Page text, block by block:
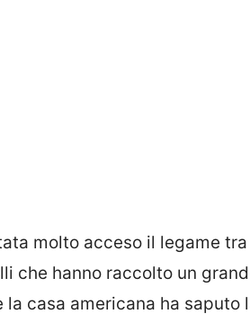
molto acceso il legame
che hanno raccolto un
la casa americana ha